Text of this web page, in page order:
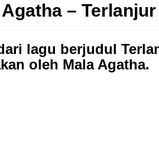
–
lagu berjudul
oleh Mala Agatha.